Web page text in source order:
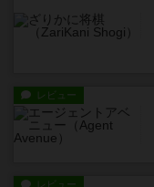
レビュー
レビュー